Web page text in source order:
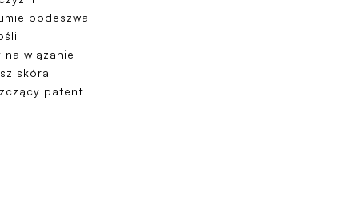
podeszwa
na wiązanie
skóra
patent